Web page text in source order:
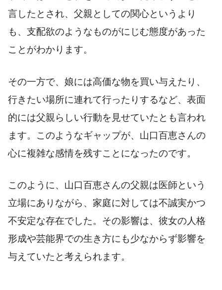
言したとされ、父親としての関心というより
も、支配欲のようなものがにじむ態度があった
ことがわかります。
その一方で、娘には高価な物を買い与えたり、
行きたい場所に連れて行ったりするなど、表面
的には父親らしい行動を見せていたとも言われ
ます。このようなギャップが、山口百恵さんの
心に複雑な感情を残すことになったのです。
このように、山口百恵さんの父親は医師という
立場にありながら、家庭に対しては不誠実かつ
不安定な存在でした。その影響は、彼女の人格
形成や芸能界での生き方にも少なからず影響を
与えていたと考えられます。